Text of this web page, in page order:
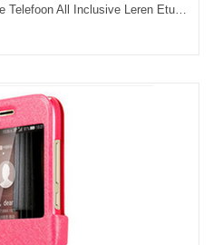
Sony Xperia Xa1 Hoesje Mobiele Telefoon All Inclusive Leren Etui, Sony Xperia Xa1 Hoesje Zacht Siliconen